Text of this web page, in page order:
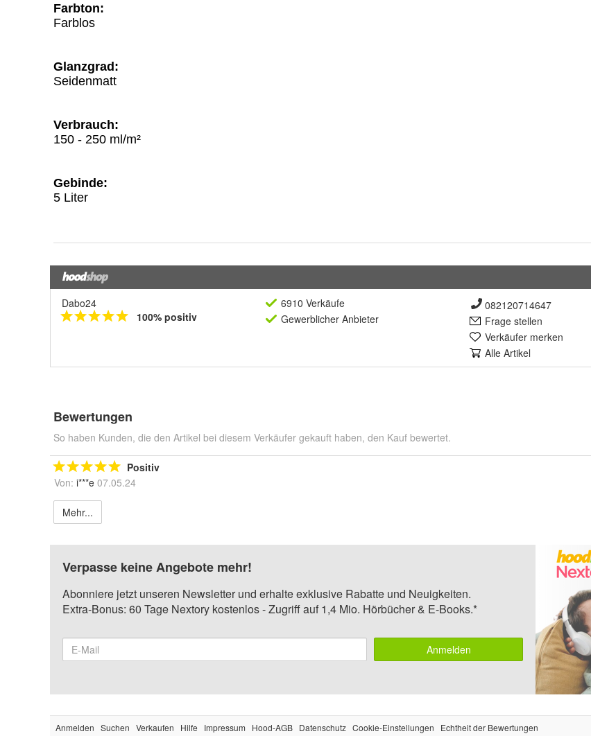
Dabo24
100% positiv
6910 Verkäufe
Gewerblicher Anbieter
082120714647
Frage stellen
Verkäufer merken
Alle Artikel
Bewertungen
So haben Kunden, die den Artikel bei diesem Verkäufer gekauft haben, den Kauf bewertet.
Positiv
Von: i***e 07.05.24
Mehr...
Verpasse keine Angebote mehr!
Abonniere jetzt unseren Newsletter und erhalte exklusive Rabatte und Neuigkeiten.
Extra-Bonus: 60 Tage Nextory kostenlos - Zugriff auf 1,4 Mio. Hörbücher & E-Books.*
Anmelden
Anmelden Suchen Verkaufen Hilfe Impressum Hood-AGB Datenschutz Cookie-Einstellungen Echtheit der Bewertungen